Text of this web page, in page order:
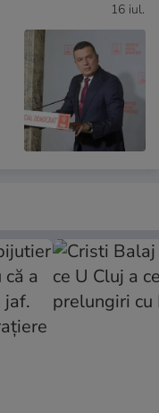
16 iul.